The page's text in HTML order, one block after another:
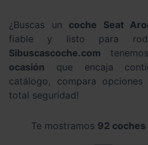
¿Buscas un coche Seat
fiable y listo para
Sibuscascoche.com
ocasión que encaja
catálogo, compara
total seguridad!
Te mostramos 92 coches